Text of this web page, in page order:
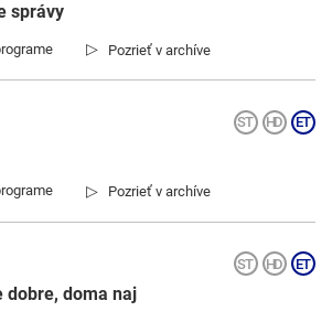
správy
▷ Pozrieť v archíve
▷ Pozrieť v archíve
dobre, doma naj